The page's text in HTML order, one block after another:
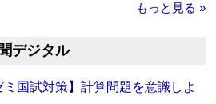
もっと見る »
デジタル
ミ国試対策】計算問題を意識しよ